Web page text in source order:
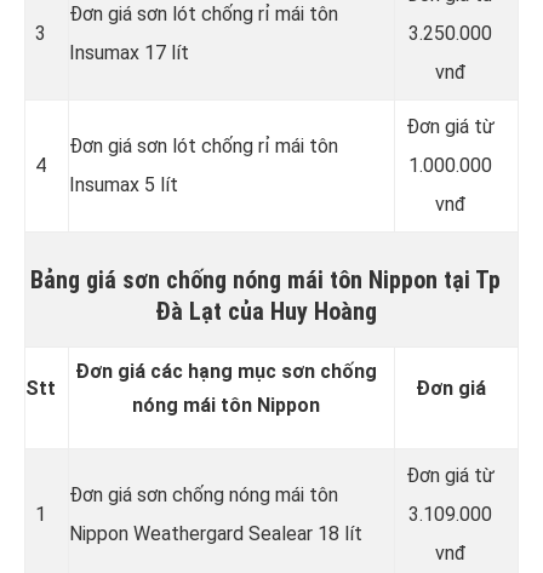
3
Đơn giá sơn lót chống rỉ mái tôn
Insumax 17 lít
3.250.000
vnđ
4
Đơn giá sơn lót chống rỉ mái tôn
Insumax 5 lít
Đơn giá từ
1.000.000
vnđ
Bảng giá sơn chống nóng mái tôn Nippon tại Tp
Đà Lạt của Huy Hoàng
Stt
Đơn giá các hạng mục sơn chống
nóng mái tôn Nippon
Đơn giá
1
Đơn giá sơn chống nóng mái tôn
Nippon Weathergard Sealear 18 lít
Đơn giá từ
3.109.000
vnđ